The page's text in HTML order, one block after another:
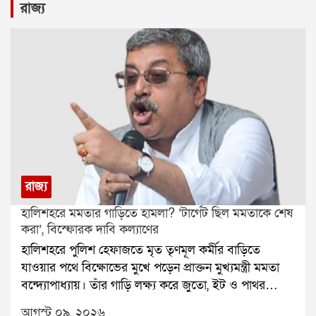
রাজ্য
রাজ্য
হালিশহরে মমতার গাড়িতে হামলা? ‘টার্গেট ছিল মমতাকে শেষ
করা’, বিস্ফোরক দাবি কল্যাণের
হালিশহরে পুলিশ হেফাজতে মৃত তৃণমূল কর্মীর বাড়িতে
যাওয়ার পথে বিক্ষোভের মুখে পড়েন প্রাক্তন মুখ্যমন্ত্রী মমতা
বন্দ্যোপাধ্যায়। তাঁর গাড়ি লক্ষ্য করে জুতো, ইট ও পাথর
ছোড়ার অভিযোগ উঠেছে। ঘটনাকে কেন্দ্র করে রাজনৈতিক